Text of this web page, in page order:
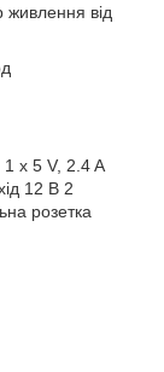
живлення від
x 5 V, 2.4 A
12 В 2
розетка